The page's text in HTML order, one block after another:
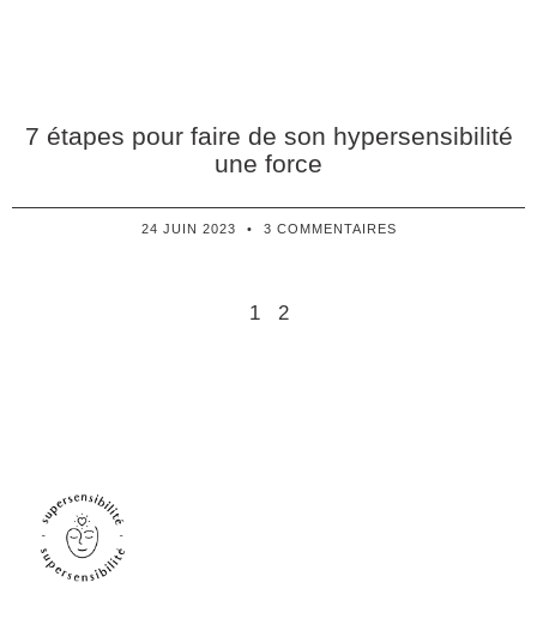
7 étapes pour faire de son hypersensibilité
une force
24 JUIN 2023 3 COMMENTAIRES
1 2